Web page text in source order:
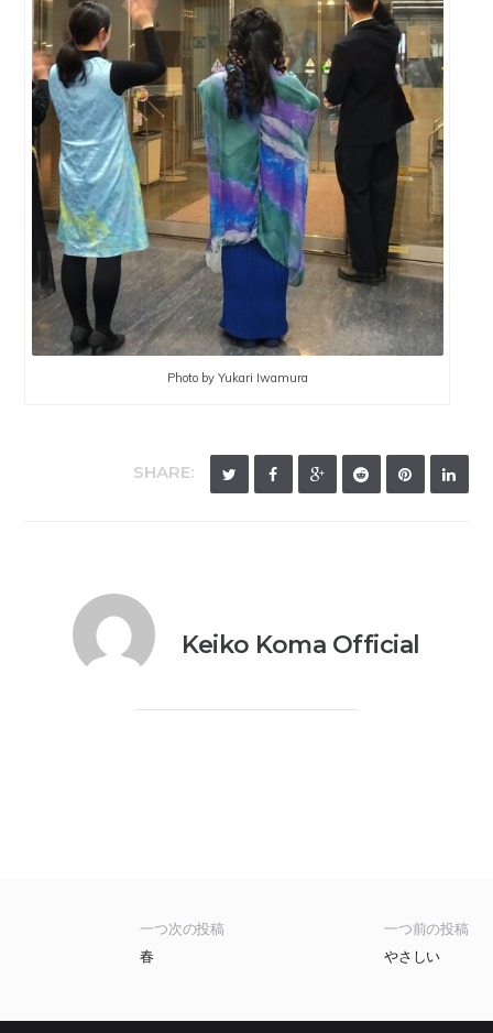
Photo by Yukari Iwamura
SHARE:
Keiko Koma Official
一つ前の投稿
やさしい
一つ次の投稿
春